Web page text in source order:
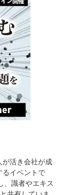
活き会社が成
イベントで
、識者やエキス